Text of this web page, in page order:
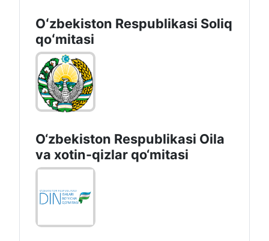
Oʻzbekiston Respublikasi Soliq
qoʻmitasi
O‘zbekiston Respublikasi Oila
va xotin-qizlar qo‘mitasi